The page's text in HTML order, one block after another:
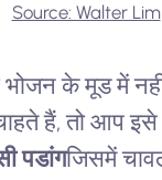
Source: Walter Lim
भोजन के मूड में
हैं, तो आप इसे
पडांगजिसमें